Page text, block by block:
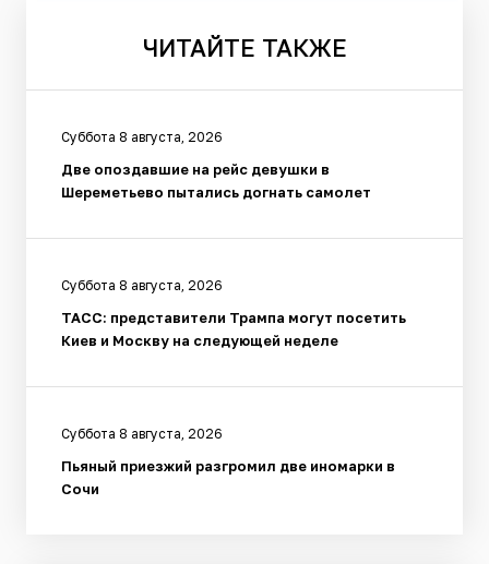
ЧИТАЙТЕ ТАКЖЕ
Суббота 8 августа, 2026
Две опоздавшие на рейс девушки в
Шереметьево пытались догнать самолет
Суббота 8 августа, 2026
ТАСС: представители Трампа могут посетить
Киев и Москву на следующей неделе
Суббота 8 августа, 2026
Пьяный приезжий разгромил две иномарки в
Сочи